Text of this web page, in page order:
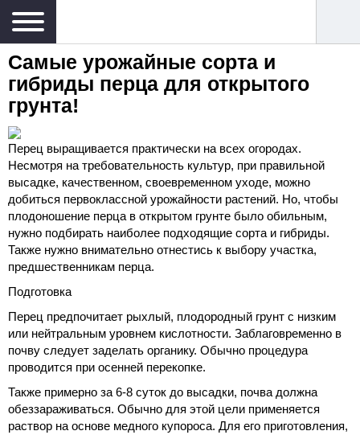
Самые урожайные сорта и
гибриды перца для открытого
грунта!
Перец выращивается практически на всех огородах.
Несмотря на требовательность культур, при правильной
высадке, качественном, своевременном уходе, можно
добиться первоклассной урожайности растений. Но, чтобы
плодоношение перца в открытом грунте было обильным,
нужно подбирать наиболее подходящие сорта и гибриды.
Также нужно внимательно отнестись к выбору участка,
предшественникам перца.
Подготовка
Перец предпочитает рыхлый, плодородный грунт с низким
или нейтральным уровнем кислотности. Заблаговременно в
почву следует заделать органику. Обычно процедура
проводится при осенней перекопке.
Также примерно за 6-8 суток до высадки, почва должна
обеззараживаться. Обычно для этой цели применяется
раствор на основе медного купороса. Для его приготовления,